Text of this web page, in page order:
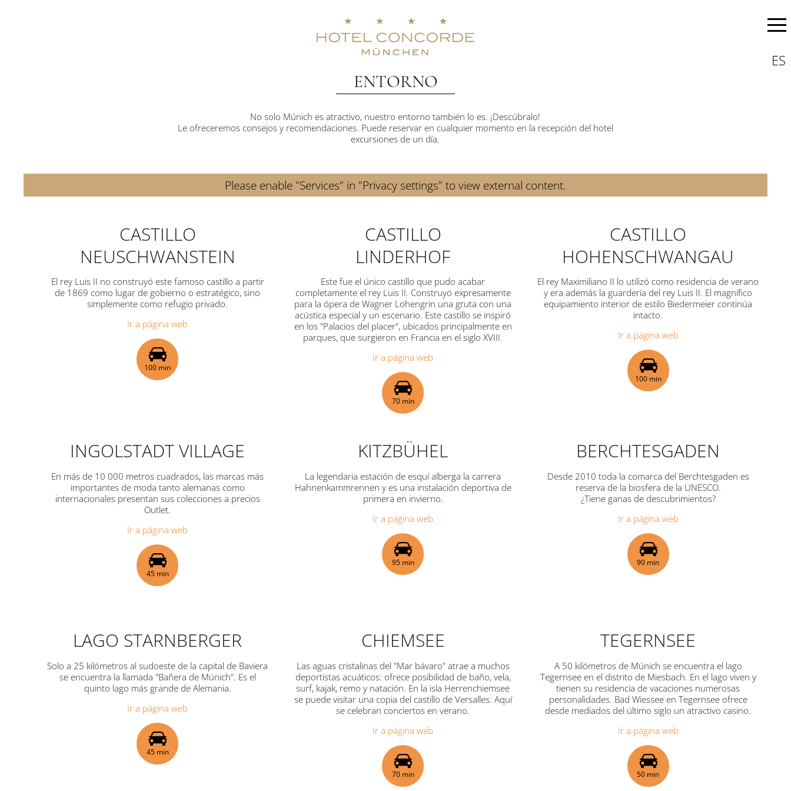
ES
ENTORNO
No solo Múnich es atractivo, nuestro entorno también lo es. ¡Descúbralo!
Le ofreceremos consejos y recomendaciones. Puede reservar en cualquier momento en la recepción del hotel
excursiones de un día.
Please enable "Services" in "Privacy settings" to view external content.
CASTILLO
NEUSCHWANSTEIN
El rey Luis II no construyó este famoso castillo a partir
de 1869 como lugar de gobierno o estratégico, sino
simplemente como refugio privado.
Ir a página web
100 min
CASTILLO
LINDERHOF
Este fue el único castillo que pudo acabar
completamente el rey Luis II. Construyó expresamente
para la ópera de Wagner Lohengrin una gruta con una
acústica especial y un escenario. Este castillo se inspiró
en los "Palacios del placer", ubicados principalmente en
parques, que surgieron en Francia en el siglo XVIII.
Ir a página web
70 min
CASTILLO
HOHENSCHWANGAU
El rey Maximiliano II lo utilizó como residencia de verano
y era además la guardería del rey Luis II. El magnífico
equipamiento interior de estilo Biedermeier continúa
intacto.
Ir a página web
100 min
INGOLSTADT VILLAGE
En más de 10 000 metros cuadrados, las marcas más
importantes de moda tanto alemanas como
internacionales presentan sus colecciones a precios
Outlet.
Ir a página web
45 min
KITZBÜHEL
La legendaria estación de esquí alberga la carrera
Hahnenkammrennen y es una instalación deportiva de
primera en invierno.
Ir a página web
95 min
BERCHTESGADEN
Desde 2010 toda la comarca del Berchtesgaden es
reserva de la biosfera de la UNESCO.
¿Tiene ganas de descubrimientos?
Ir a página web
90 min
LAGO STARNBERGER
Solo a 25 kilómetros al sudoeste de la capital de Baviera
se encuentra la llamada "Bañera de Múnich". Es el
quinto lago más grande de Alemania.
Ir a página web
45 min
CHIEMSEE
Las aguas cristalinas del "Mar bávaro" atrae a muchos
deportistas acuáticos: ofrece posibilidad de baño, vela,
surf, kajak, remo y natación. En la isla Herrenchiemsee
se puede visitar una copia del castillo de Versalles. Aquí
se celebran conciertos en verano.
Ir a página web
70 min
TEGERNSEE
A 50 kilómetros de Múnich se encuentra el lago
Tegernsee en el distrito de Miesbach. En el lago viven y
tienen su residencia de vacaciones numerosas
personalidades. Bad Wiessee en Tegernsee ofrece
desde mediados del último siglo un atractivo casino.
Ir a página web
50 min